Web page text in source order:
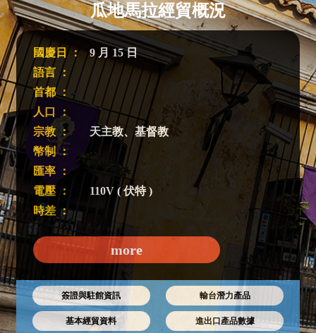
瓜地馬拉經貿概況
國慶日 ：
9 月 15 日
語言 ：
首都 ：
人口 ：
宗教 ：
天主教、基督教
幣制 ：
匯率 ：
電壓 ：
110V ( 伏特 )
時差 ：
more
簽證與駐館資訊 輸台潛力產品
基本經貿資料 進出口產品數據